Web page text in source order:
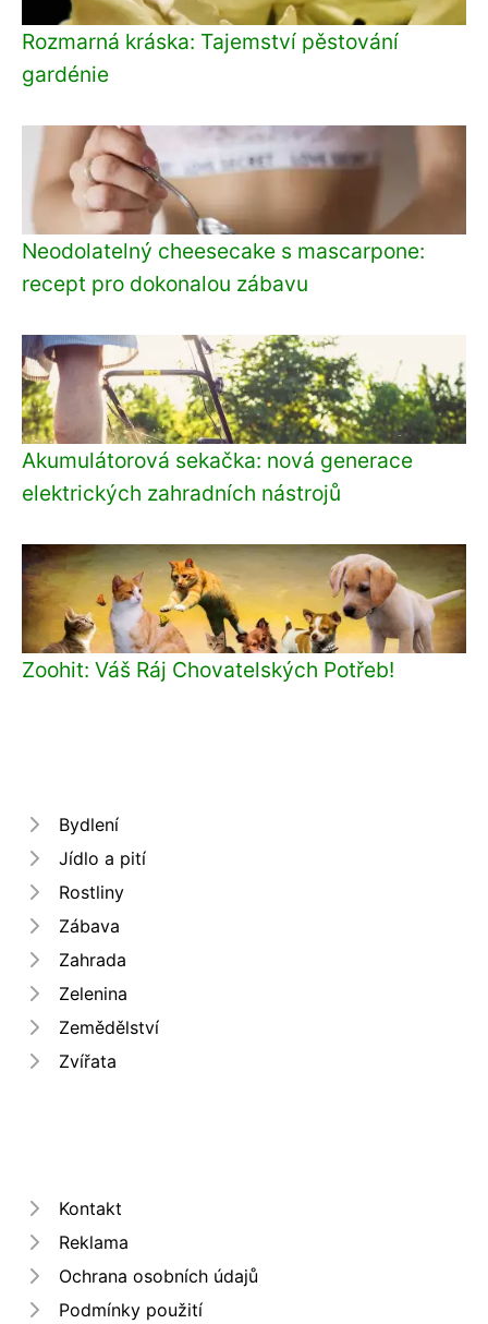
Rozmarná kráska: Tajemství pěstování
gardénie
Neodolatelný cheesecake s mascarpone:
recept pro dokonalou zábavu
Akumulátorová sekačka: nová generace
elektrických zahradních nástrojů
Zoohit: Váš Ráj Chovatelských Potřeb!
Bydlení
Jídlo a pití
Rostliny
Zábava
Zahrada
Zelenina
Zemědělství
Zvířata
Kontakt
Reklama
Ochrana osobních údajů
Podmínky použití